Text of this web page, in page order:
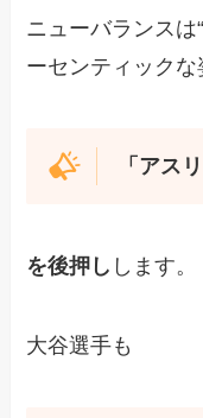
ニューバランス
ーセンティックな
「アス
を後押し します。
大谷選手も